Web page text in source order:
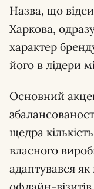
Назва, що
Харкова,
характер
його в лідери
Основний
щедра
власного
адаптувався